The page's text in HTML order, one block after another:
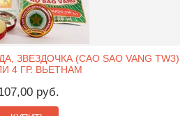
ЗВЕЗДОЧКА (CAO SAO VANG TW3)
4 ГР. ВЬЕТНАМ
руб.